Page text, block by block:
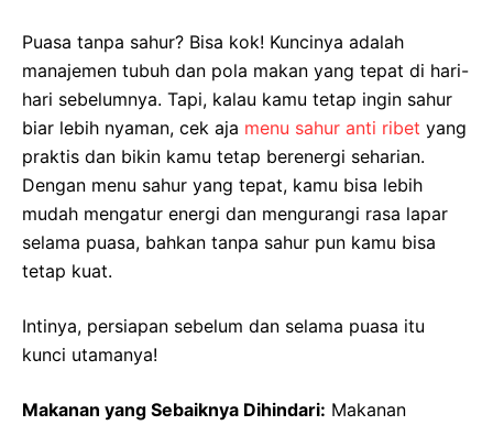
Puasa tanpa sahur? Bisa kok! Kuncinya adalah
manajemen tubuh dan pola makan yang tepat di hari-
hari sebelumnya. Tapi, kalau kamu tetap ingin sahur
biar lebih nyaman, cek aja menu sahur anti ribet yang
praktis dan bikin kamu tetap berenergi seharian.
Dengan menu sahur yang tepat, kamu bisa lebih
mudah mengatur energi dan mengurangi rasa lapar
selama puasa, bahkan tanpa sahur pun kamu bisa
tetap kuat.
Intinya, persiapan sebelum dan selama puasa itu
kunci utamanya!
Makanan yang Sebaiknya Dihindari: Makanan